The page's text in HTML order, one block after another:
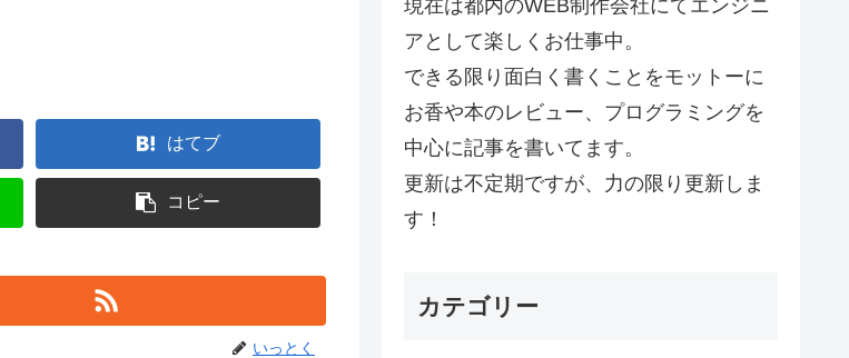
はてブ
コピー
いっとく
現在は都内のWEB制作会社にてエンジニ
アとして楽しくお仕事中。
できる限り面白く書くことをモットーに
お香や本のレビュー、プログラミングを
中心に記事を書いてます。
更新は不定期ですが、力の限り更新しま
す！
カテゴリー